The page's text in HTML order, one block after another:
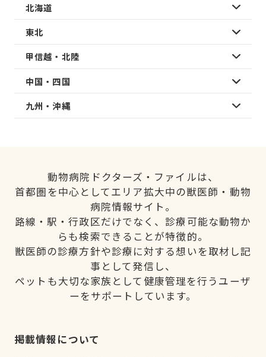
北海道
東北
甲信越・北陸
中国・四国
九州・沖縄
動物病院ドクターズ・ファイルは、
首都圏を中心としてエリア拡大中の獣医師・動物
病院情報サイト。
路線・駅・行政区だけでなく、診療可能な動物か
らも検索できることが特徴的。
獣医師の診療方針や診療に対する想いを取材し記
事として発信し、
ペットも大切な家族として健康管理を行うユーザ
ーをサポートしています。
掲載情報について